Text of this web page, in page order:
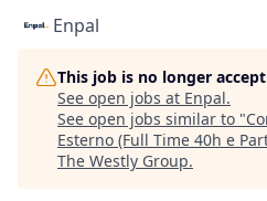
Enpal
This job is no longer
See open jobs at Enpal.
See open jobs similar to "
Esterno (Full Time 40h e
The Westly Group.